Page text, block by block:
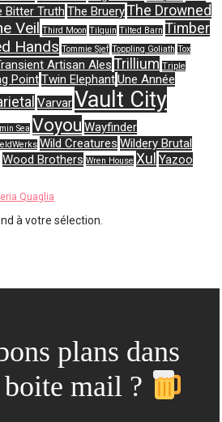
Bitter Truth The BrueryThe Drowned
Veil Third Moon Tilquin Tilted Barn Timber
Hands Tommie Sjef Toppling Goliath Tox
Artisan Ales Trillium Triple
PointTwin ElephantUne Année
VarvarVault City
Sea Voyou Wayfinder
Wild Creatures Wildery Brutal
Wood Brothers Wren House Xul Yazoo
Quaglia
à votre sélection.
plans dans
mail ?